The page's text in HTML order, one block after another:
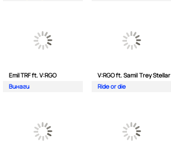
Emil TRF ft. V:RGO
Винаги
V:RGO ft. Sami| Trey Stellar
Ride or die